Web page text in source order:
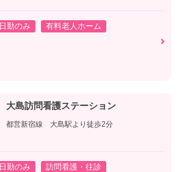
日勤のみ
有料老人ホーム
大島訪問看護ステーション
都営新宿線 大島駅より徒歩2分
日勤のみ 訪問看護・往診